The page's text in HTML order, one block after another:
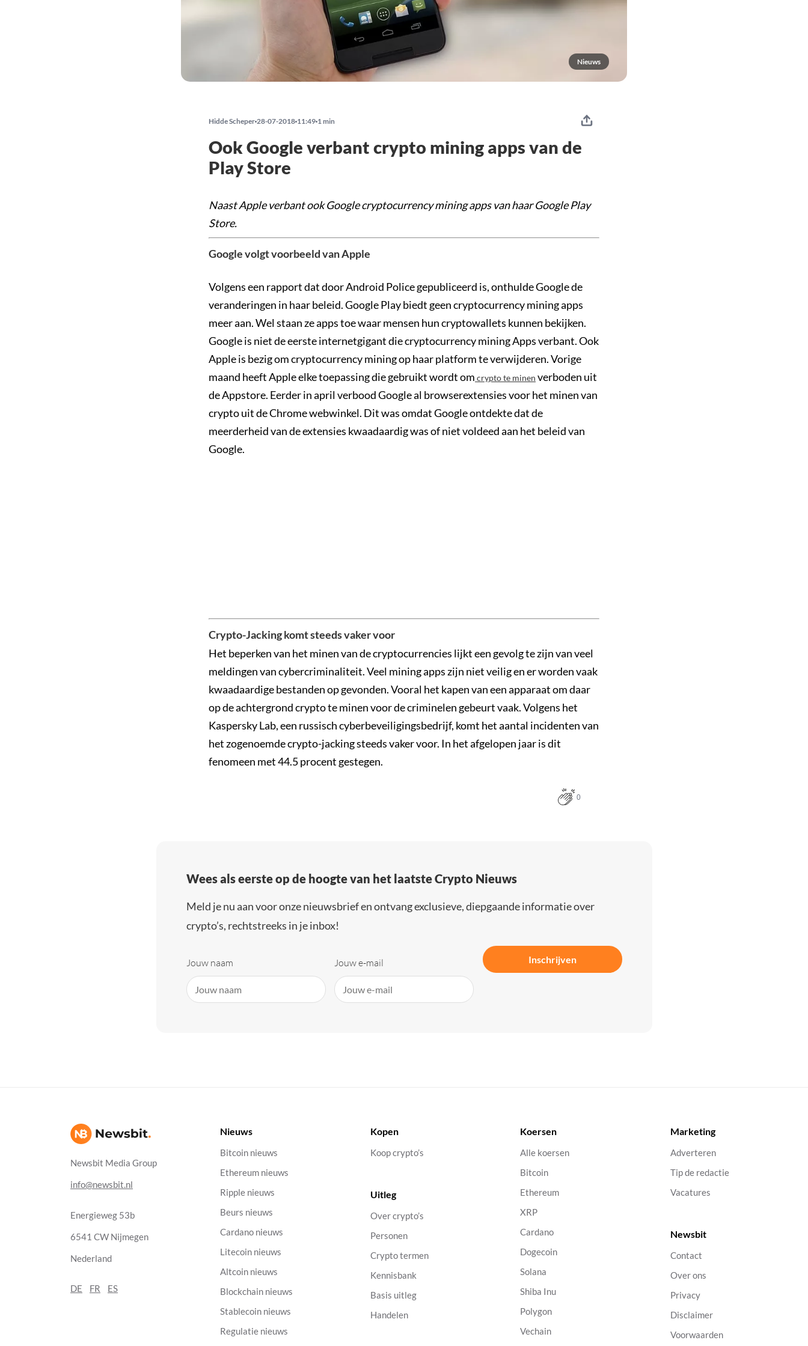
Nieuws
Hidde Scheper 28-07-2018 11:49 1 min
Ook Google verbant crypto mining apps van de
Play Store
Naast Apple verbant ook Google cryptocurrency mining apps van haar Google Play
Store.
Google volgt voorbeeld van Apple
Volgens een rapport dat door Android Police gepubliceerd is, onthulde Google de
veranderingen in haar beleid. Google Play biedt geen cryptocurrency mining apps
meer aan. Wel staan ze apps toe waar mensen hun cryptowallets kunnen bekijken.
Google is niet de eerste internetgigant die cryptocurrency mining Apps verbant. Ook
Apple is bezig om cryptocurrency mining op haar platform te verwijderen. Vorige
maand heeft Apple elke toepassing die gebruikt wordt om crypto te minen verboden uit
de Appstore. Eerder in april verbood Google al browserextensies voor het minen van
crypto uit de Chrome webwinkel. Dit was omdat Google ontdekte dat de
meerderheid van de extensies kwaadaardig was of niet voldeed aan het beleid van
Google.
Crypto-Jacking komt steeds vaker voor
Het beperken van het minen van de cryptocurrencies lijkt een gevolg te zijn van veel
meldingen van cybercriminaliteit. Veel mining apps zijn niet veilig en er worden vaak
kwaadaardige bestanden op gevonden. Vooral het kapen van een apparaat om daar
op de achtergrond crypto te minen voor de criminelen gebeurt vaak. Volgens het
Kaspersky Lab, een russisch cyberbeveiligingsbedrijf, komt het aantal incidenten van
het zogenoemde crypto-jacking steeds vaker voor. In het afgelopen jaar is dit
fenomeen met 44.5 procent gestegen.
0
Wees als eerste op de hoogte van het laatste Crypto Nieuws
Meld je nu aan voor onze nieuwsbrief en ontvang exclusieve, diepgaande informatie over
crypto’s, rechtstreeks in je inbox!
Jouw naam Jouw e-mail Inschrijven
Newsbit Media Group
info@newsbit.nl
Energieweg 53b
6541 CW Nijmegen
Nederland
DE FR ES
Nieuws
Bitcoin nieuws
Ethereum nieuws
Ripple nieuws
Beurs nieuws
Cardano nieuws
Litecoin nieuws
Altcoin nieuws
Blockchain nieuws
Stablecoin nieuws
Regulatie nieuws
Kopen
Koop crypto’s
Uitleg
Over crypto’s
Personen
Crypto termen
Kennisbank
Basis uitleg
Handelen
Koersen
Alle koersen
Bitcoin
Ethereum
XRP
Cardano
Dogecoin
Solana
Shiba Inu
Polygon
Vechain
Marketing
Adverteren
Tip de redactie
Vacatures
Newsbit
Contact
Over ons
Privacy
Disclaimer
Voorwaarden